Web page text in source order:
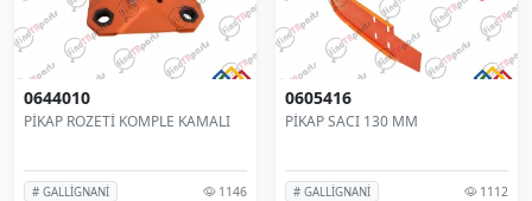
0644010
PİKAP ROZETİ KOMPLE KAMALI
# GALLİGNANİ 1146
0605416
PİKAP SACI 130 MM
# GALLİGNANİ 1112